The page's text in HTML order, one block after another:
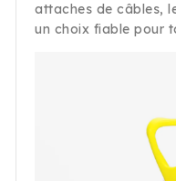
attaches de câbles,
un choix fiable pour